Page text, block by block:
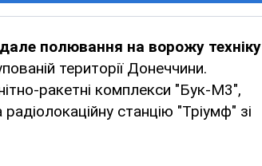
полювання на ворожу техніку
території Донеччини.
ракетні комплекси "Бук-М3",
станцію "Тріумф" зі